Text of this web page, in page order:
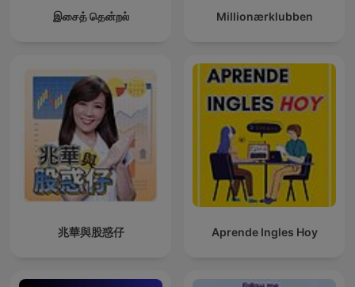
இசைத் தென்றல் Millionærklubben
兆華與股惑仔 Aprende Ingles Hoy